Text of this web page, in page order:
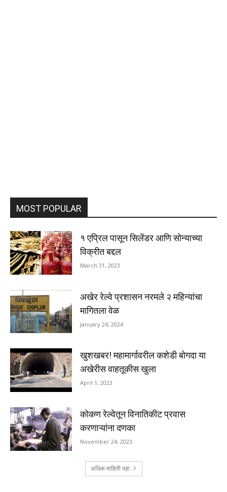
MOST POPULAR
१ एप्रिल पासून सिलेंडर आणि सोन्याच्या
विक्रीत बद्दल
March 31, 2023
अखेर रेल्वे प्रशासन नरमले २ महिन्यांचा
मागितला वेळ
January 24, 2024
खुशखबर! महामार्गावरील कशेडी बोगदा या
अखेरीस वाहतूकीस खुला
April 1, 2023
कोकण रेल्वेतून विनातिकीट प्रवास
करणाऱ्यांना दणका
November 24, 2023
अधिक माहिती पहा